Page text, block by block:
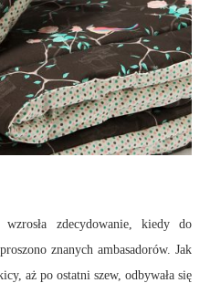
zdecydowanie, kiedy do
znanych ambasadorów. Jak
aż po ostatni szew, odbywała się